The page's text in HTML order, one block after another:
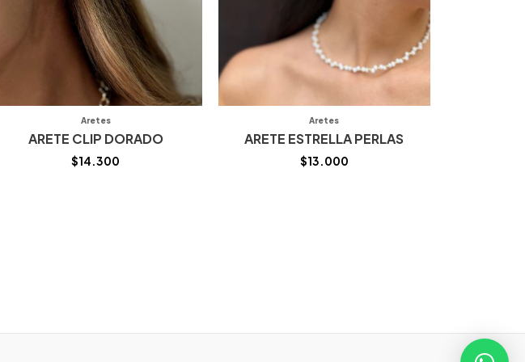
Aretes
ARETE CLIP DORADO
$14.300
Aretes
ARETE ESTRELLA PERLAS
$13.000